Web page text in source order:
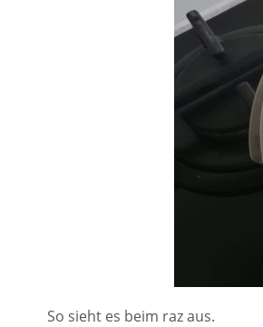
So sieht es beim raz aus.